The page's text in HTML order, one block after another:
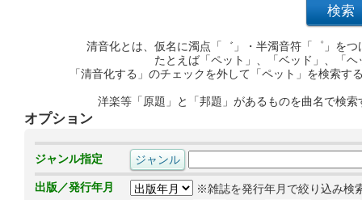
清音化とは、仮名に濁点「゛」・半濁音符「゜」を
たとえば「ペット」、「ベッド」、「
「清音化する」のチェックを外して「ペット」を検索
洋楽等「原題」と「邦題」があるものを曲名で検
オプション
ジャンル指定
出版／発行年月
※雑誌を発行年月で絞り込み検